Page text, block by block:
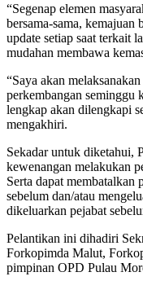
“Segenap elemen
bersama-sama, kemajuan
update setiap saat terkait
mudahan membawa
“Saya akan
perkembangan seminggu
lengkap akan dilengkapi
mengakhiri.
Sekadar untuk diketahui,
kewenangan melakukan
Serta dapat membatalkan
sebelum dan/atau
dikeluarkan pejabat
Pelantikan ini dihadiri
Forkopimda Malut,
pimpinan OPD Pulau